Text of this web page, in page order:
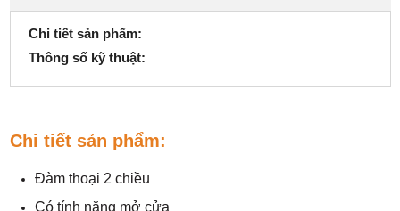
Chi tiết sản phẩm:
Thông số kỹ thuật:
Chi tiết sản phẩm:
Đàm thoại 2 chiều
Có tính năng mở cửa